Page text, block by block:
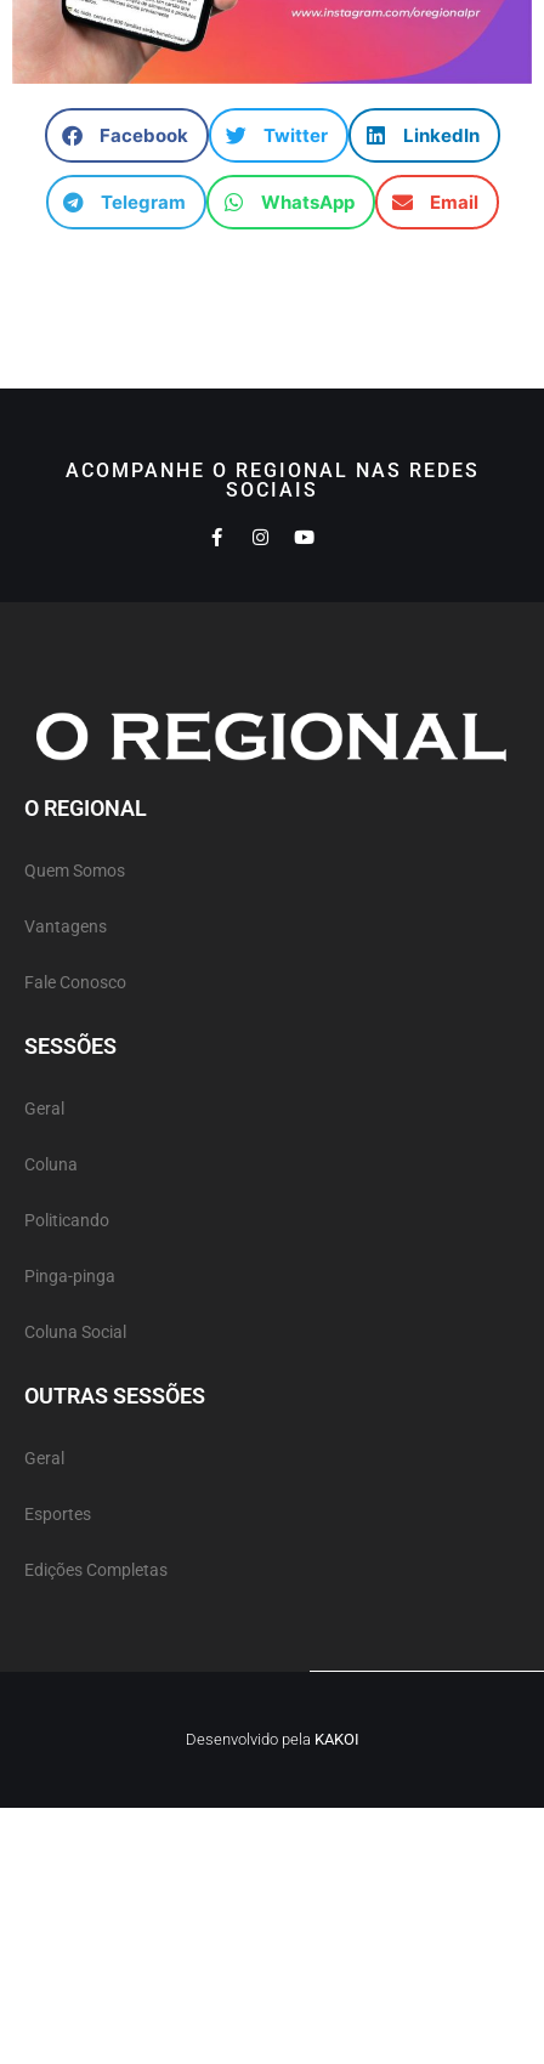
Facebook Twitter LinkedIn
Telegram WhatsApp Email
ACOMPANHE O REGIONAL NAS REDES
SOCIAIS
O REGIONAL
Quem Somos
Vantagens
Fale Conosco
SESSÕES
Geral
Coluna
Politicando
Pinga-pinga
Coluna Social
OUTRAS SESSÕES
Geral
Esportes
Edições Completas
Desenvolvido pela KAKOI